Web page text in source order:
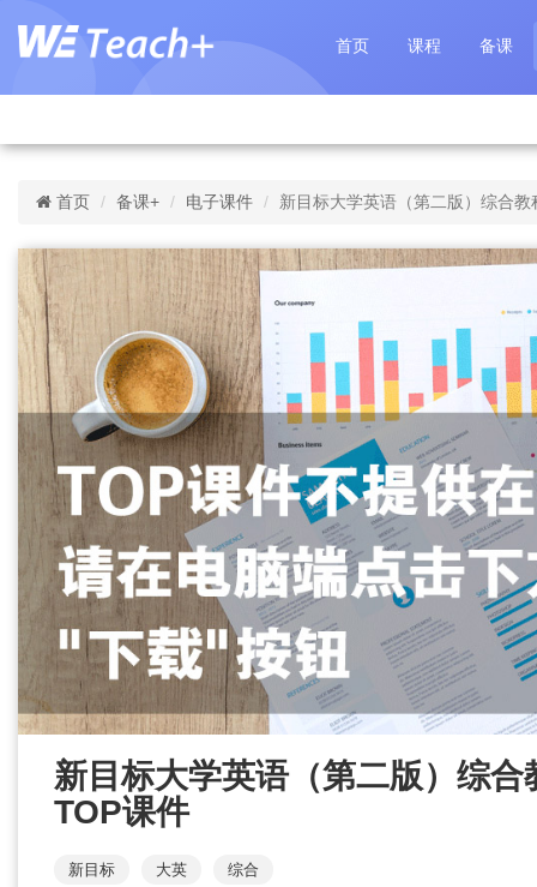
首页 课程 备课
首页 备课+ 电子课件 新目标大学英语（第二版）综合
新目标大学英语（第二版）综
TOP课件
新目标 大英 综合